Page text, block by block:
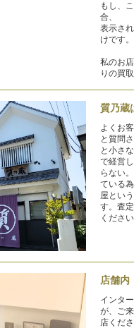
もし、
合、
表示さ
けです。
私のお
りの買
質乃蔵
よくお
と質問
と小さ
で経営
らない
ている
屋とい
す。査
くださ
店舗内
インタ
が、ご
店くだ